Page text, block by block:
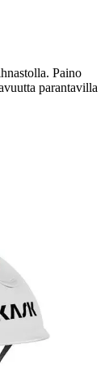
Paino
parantavilla